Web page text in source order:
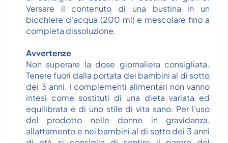
Versare il contenuto di una bustina in un
bicchiere d’acqua (200 ml) e mescolare fino a
completa dissoluzione.
Avvertenze
Non superare la dose giornaliera consigliata.
Tenere fuori dalla portata dei bambini al di sotto
dei 3 anni. I complementi alimentari non vanno
intesi come sostituti di una dieta variata ed
equilibrata e di uno stile di vita sano. Per l’uso
del prodotto nelle donne in gravidanza,
allattamento e nei bambini al di sotto dei 3 anni